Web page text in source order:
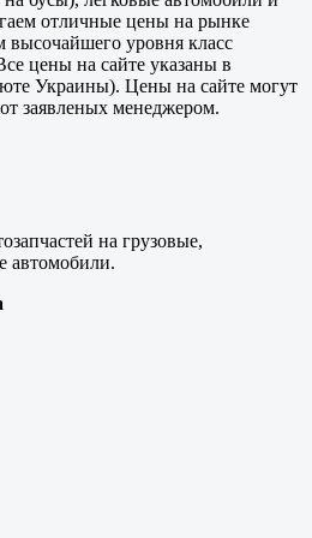
отличные цены на рынке
высочайшего уровня класс
цены на сайте указаны в
Украины). Цены на сайте могут
заявленых менеджером.
на грузовые,
автомобили.